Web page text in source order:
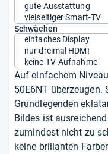
gute Ausstattung
vielseitiger Smart-TV
Schwächen
einfaches Display
nur dreimal HDMI
keine TV-Aufnahme
Auf einfachem
50E6NT überzeugen.
Grundlegenden
Bildes ist
zumindest nicht zu
keine brillanten